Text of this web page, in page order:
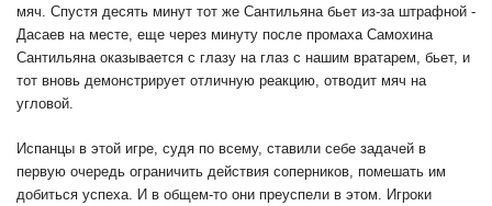
мяч. Спустя десять минут тот же Сантильяна бьет из-за штрафной -
Дасаев на месте, еще через минуту после промаха Самохина
Сантильяна оказывается с глазу на глаз с нашим вратарем, бьет, и
тот вновь демонстрирует отличную реакцию, отводит мяч на
угловой.
Испанцы в этой игре, судя по всему, ставили себе задачей в
первую очередь ограничить действия соперников, помешать им
добиться успеха. И в общем-то они преуспели в этом. Игроки